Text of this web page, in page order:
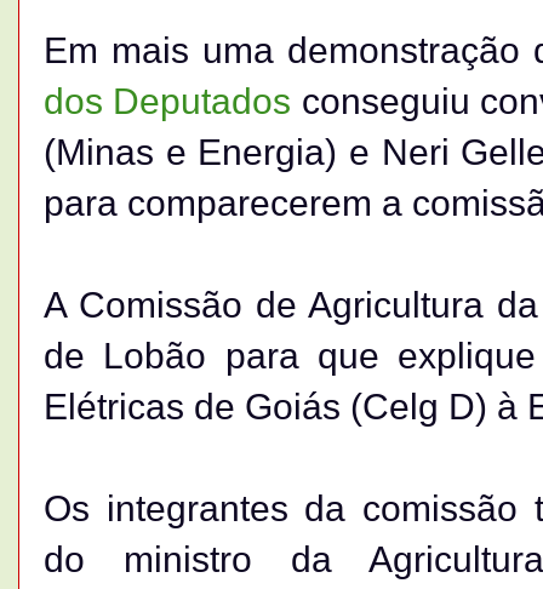
Em mais uma
dos Deputados conseguiu
(Minas e Energia) e Neri
para comparecerem a
A Comissão de Agricultura
de Lobão para que
Elétricas de Goiás (Celg D) à
Os integrantes da comissão
do ministro da